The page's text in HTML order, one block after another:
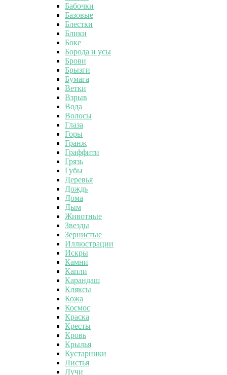
Бабочки
Базовые
Блестки
Блики
Боке
Борода и усы
Брови
Брызги
Бумага
Ветки
Взрыв
Вода
Волосы
Глаза
Горы
Гранж
Граффити
Грязь
Губы
Деревья
Дождь
Дома
Дым
Животные
Звезды
Зернистые
Иллюстрации
Искры
Камни
Капли
Карандаш
Кляксы
Кожа
Космос
Краска
Кресты
Кровь
Крылья
Кустарники
Листья
Лучи